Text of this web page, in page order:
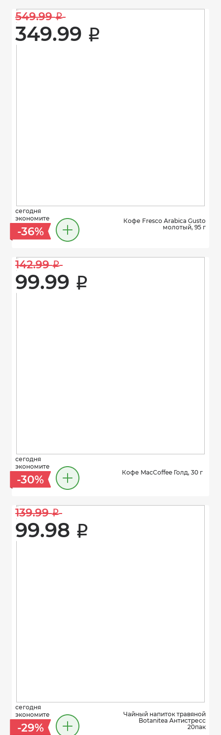
549.99 i
349.99 i
сегодня
экономите
-36%
Кофе Fresco Arabica Gusto
молотый, 95 г
142.99 i
99.99 i
сегодня
экономите
-30%
Кофе MacCoffee Голд, 30 г
139.99 i
99.98 i
сегодня
экономите
-29%
Чайный напиток травяной
Botanitea Антистресс
20пак